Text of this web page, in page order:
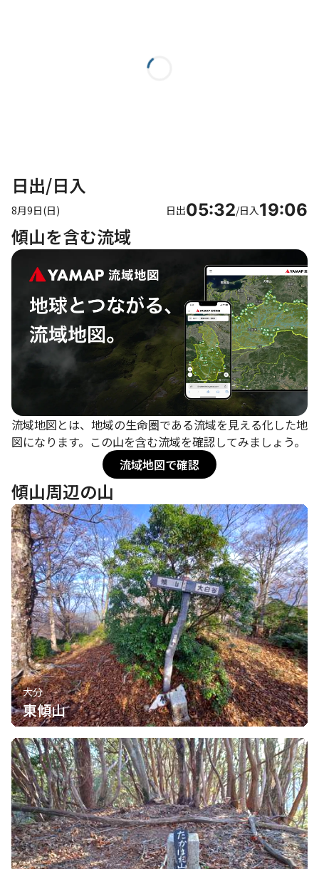
日出/日入
8月9日(日) 日出05:32/日入19:06
傾山を含む流域
流域地図とは、地域の生命圏である流域を見える化した地
図になります。この山を含む流域を確認してみましょう。
流域地図で確認
傾山周辺の山
大分
東傾山